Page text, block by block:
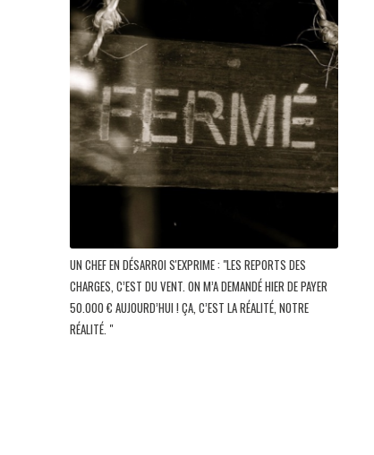
UN CHEF EN DÉSARROI S'EXPRIME : "LES REPORTS DES
CHARGES, C’EST DU VENT. ON M’A DEMANDÉ HIER DE PAYER
50.000 € AUJOURD’HUI ! ÇA, C’EST LA RÉALITÉ, NOTRE
RÉALITÉ. "